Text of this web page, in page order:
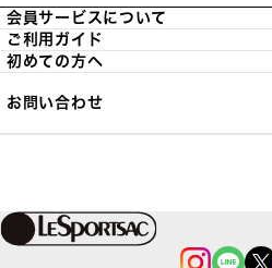
会員サービスについて
ご利用ガイド
初めての方へ
お問い合わせ